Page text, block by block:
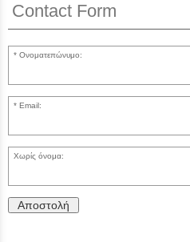
Contact Form
Ονοματεπώνυμο:
Email:
Χωρίς όνομα:
Αποστολή